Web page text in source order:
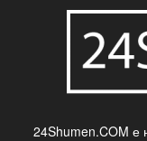
24Shumen.COM е